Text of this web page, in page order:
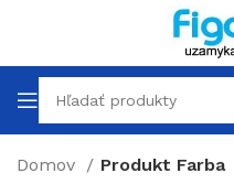
Domov Produkt Farba